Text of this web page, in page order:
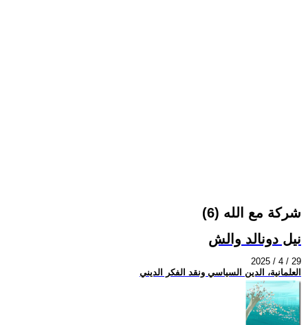
شركة مع الله (6)
نيل دونالد والش
2025 / 4 / 29
العلمانية، الدين السياسي ونقد الفكر الديني